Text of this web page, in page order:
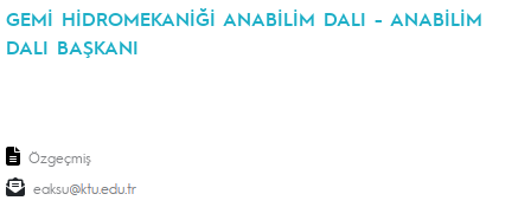
GEMİ HİDROMEKANİĞİ ANABİLİM DALI - ANABİLİM
DALI BAŞKANI
Özgeçmiş
eaksu